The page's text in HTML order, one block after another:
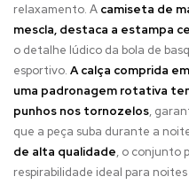
relaxamento. A camiseta de
mescla, destaca a estampa
o detalhe lúdico da bola de
esportivo. A calça comprida
uma padronagem rotativa
punhos nos tornozelos,
que a peça suba durante a
de alta qualidade, o conjunto
respirabilidade ideal para